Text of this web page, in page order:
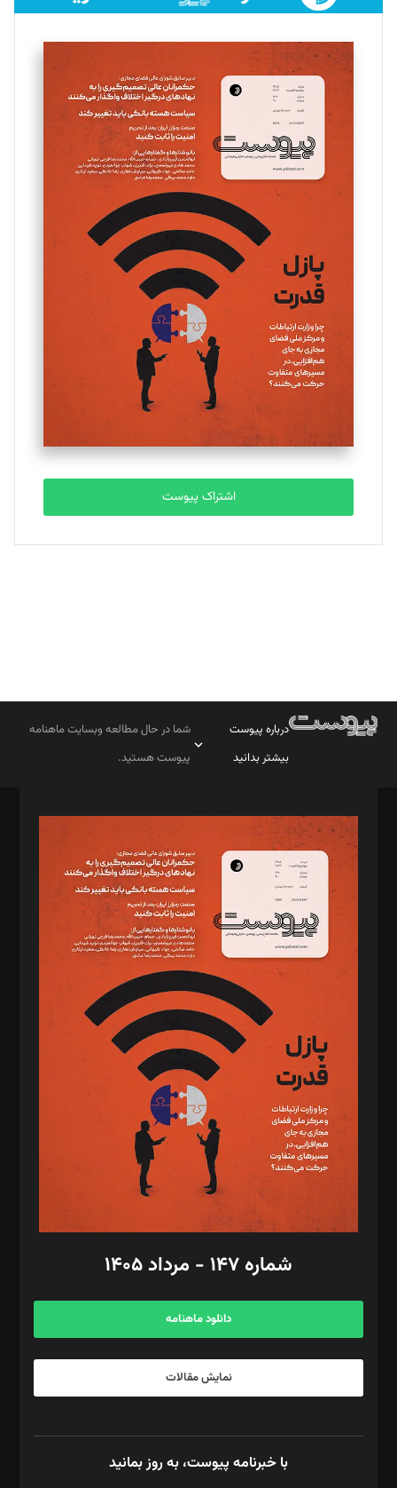
فائزه فتحی رستمی
تحریریه
سروش کرمیان
تحریریه
مینا پاکدل
یسنا امان‌پور
تحریریه
ملینا جعفری
تحریریه
مصطفی مسجدی آرانی
تحریریه
بابک نقاش
تحریریه
اشتراک پیوست
درباره پیوست
بیشتر بدانید
شما در حال مطالعه وبسایت ماهنامه
پیوست هستید.
مدیر مسئول: محمدباقر اثنی‌عشری
سردبیر: مهرک محمودی
دبیر تحریریه: میثم قاسمی
د‌بیر ناداستان: سمانه سمیع
د‌بیر خدمت و تجارت: ابوالفضل رجبی
د‌بیر حقوق فناوری: حسام‌الدین ایپکچی
د‌بیر پیوست جهان: مینا پاکدل
د‌بیر تحریریه آنلاین: بابک نقاش
تحریریه‌: مجتبی محمود‌ی، آرش برهمند، یسنا امان‌پور، سروش کرمیان،
مصطفی مسجدی آرانی، ابوالفضل رجبی، زهرا فکرانه، فائزه فتحی
رستمی،مصطفی باستان
ویرایش: نگار استاد‌‌آقا
طراح یونیفرم: مجید توکلی
فیلمبرداری و عکاسی: امیر شفیعی، مانی لطفی زاده
گرافیک و صفحه‌آرایی: سید‌سبحان‌علی ثابت
مد‌یر توسعه تجاری: کامبیز برید‌
امور مالی: شاپور رهبری، محمد‌ کاظمی‌نیا
آگهی و مشترکین: ۰۹۱۹۹۹۹۰۴۵۴
شماره ۱۴۷ - مرداد ۱۴۰۵
دانلود ماهنامه
نمایش مقالات
با خبرنامه پیوست، به روز بمانید